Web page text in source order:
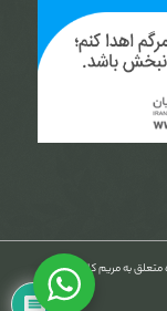
شده متعلق به مریم کاشانکی